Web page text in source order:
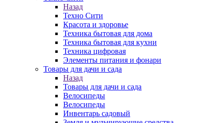
Назад
Техно Сити
Красота и здоровье
Техника бытовая для дома
Техника бытовая для кухни
Техника цифровая
Элементы питания и фонари
Товары для дачи и сада
Назад
Товары для дачи и сада
Велосипеды
Велосипеды
Инвентарь садовый